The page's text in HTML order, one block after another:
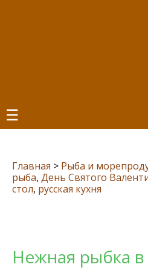
☰
Главная > Рыба и
рыба, День Святого
стол, русская кухня
Нежная рыбка в